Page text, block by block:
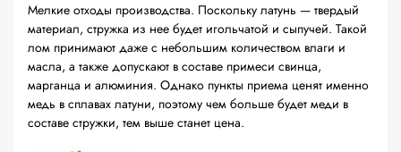
Мелкие отходы производства. Поскольку латунь — твердый
материал, стружка из нее будет игольчатой и сыпучей. Такой
лом принимают даже с небольшим количеством влаги и
масла, а также допускают в составе примеси свинца,
марганца и алюминия. Однако пункты приема ценят именно
медь в сплавах латуни, поэтому чем больше будет меди в
составе стружки, тем выше станет цена.